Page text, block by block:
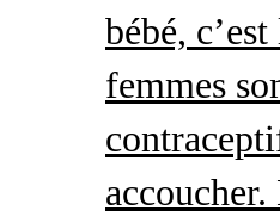
bébé,
femmes